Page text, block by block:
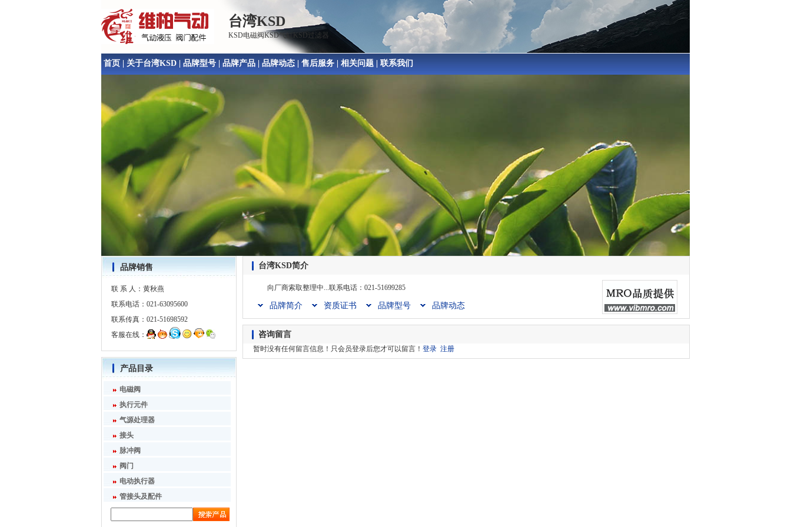
台湾KSD
KSD电磁阀KSD气缸KSD过滤器
首页 关于台湾KSD 品牌型号 品牌产品 品牌动态 售后服务 相关问题 联系我们
品牌销售
联 系 人：黄秋燕
联系电话：021-63095600
联系传真：021-51698592
客服在线：
产品目录
电磁阀
执行元件
气源处理器
接头
脉冲阀
阀门
电动执行器
管接头及配件
台湾KSD简介
向厂商索取整理中...联系电话：021-51699285
品牌简介 资质证书 品牌型号 品牌动态
咨询留言
暂时没有任何留言信息！只会员登录后您才可以留言！ 登录 注册